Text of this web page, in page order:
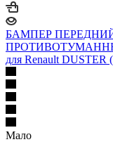
БАМПЕР
для Renault DUSTER
Мало